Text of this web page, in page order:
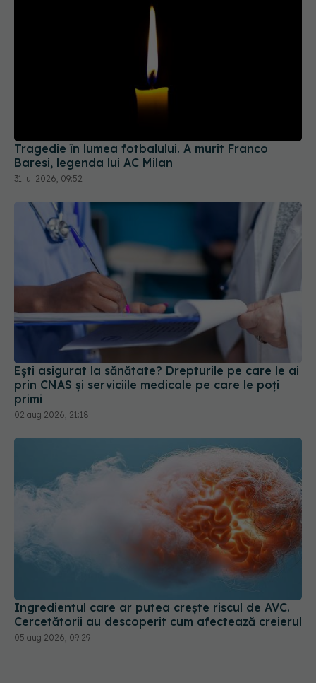
Tragedie în lumea fotbalului. A murit Franco
Baresi, legenda lui AC Milan
31 iul 2026, 09:52
Ești asigurat la sănătate? Drepturile pe care le ai
prin CNAS și serviciile medicale pe care le poți
primi
02 aug 2026, 21:18
Ingredientul care ar putea crește riscul de AVC.
Cercetătorii au descoperit cum afectează creierul
05 aug 2026, 09:29